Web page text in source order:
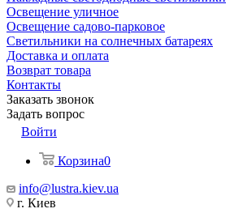
Освещение уличное
Освещение садово-парковое
Светильники на солнечных батареях
Доставка и оплата
Возврат товара
Контакты
Заказать звонок
Задать вопрос
Войти
Корзина0
info@lustra.kiev.ua
г. Киев